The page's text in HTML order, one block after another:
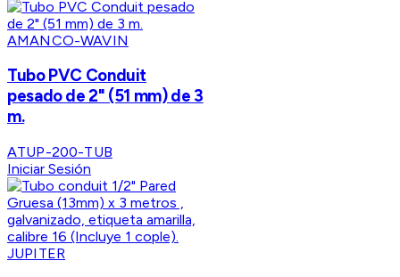
AMANCO-WAVIN
Tubo PVC Conduit
pesado de 2" (51 mm) de 3
m.
ATUP-200-TUB
Iniciar Sesión
JUPITER